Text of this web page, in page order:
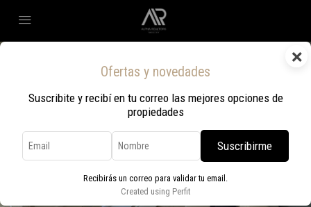
×
Ofertas y novedades
Suscribite y recibí en tu correo las mejores opciones de
propiedades
Suscribirme
Recibirás un correo para validar tu email.
Created using Perfit